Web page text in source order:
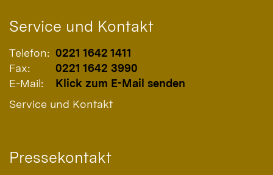
Service und Kontakt
Telefon: 0221 1642 1411
Fax:
0221 1642 3990
E-Mail:
Klick zum E-Mail senden
Service und Kontakt
Pressekontakt